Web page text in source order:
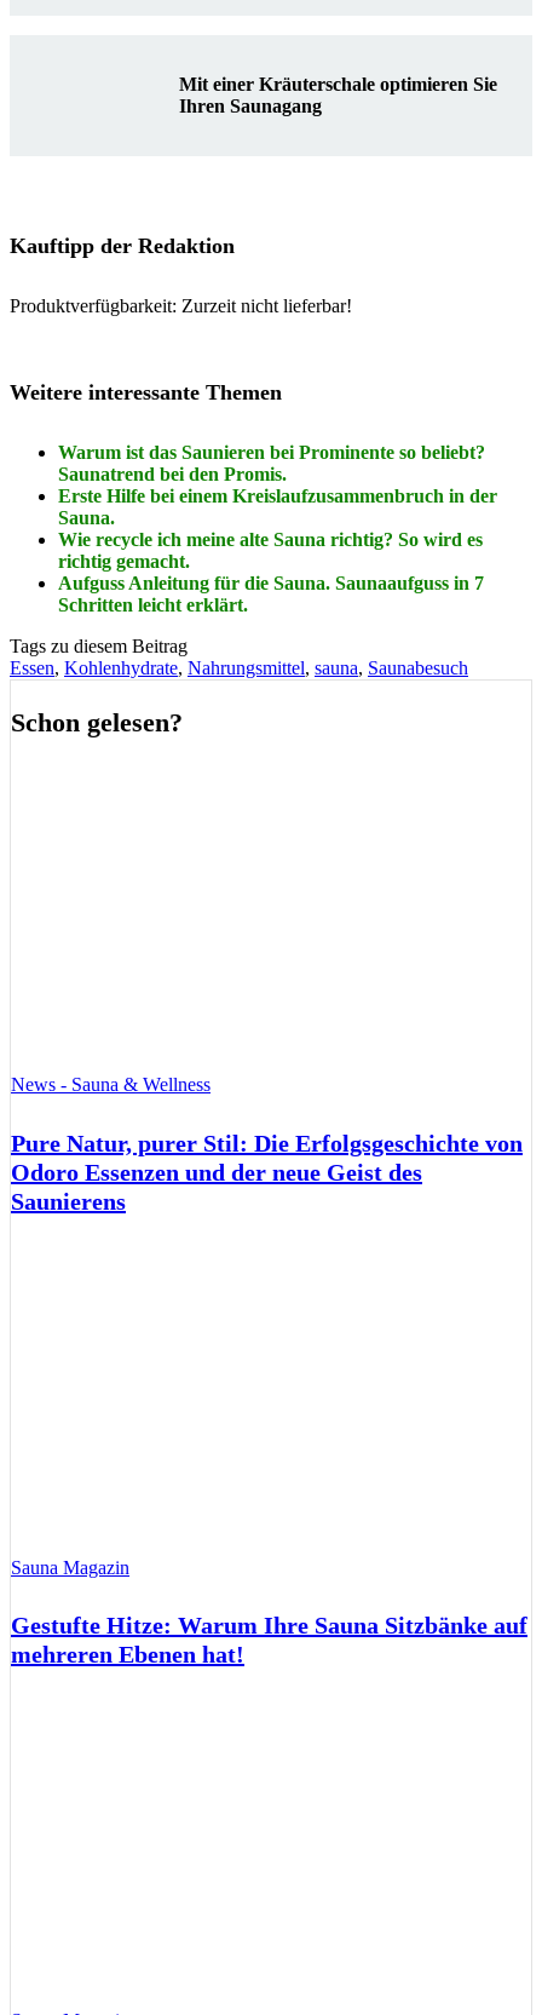
Mit einer Kräuterschale optimieren Sie
Ihren Saunagang
Kauftipp der Redaktion
Produktverfügbarkeit: Zurzeit nicht lieferbar!
Weitere interessante Themen
Warum ist das Saunieren bei Prominente so beliebt?
Saunatrend bei den Promis.
Erste Hilfe bei einem Kreislaufzusammenbruch in der
Sauna.
Wie recycle ich meine alte Sauna richtig? So wird es
richtig gemacht.
Aufguss Anleitung für die Sauna. Saunaaufguss in 7
Schritten leicht erklärt.
Tags zu diesem Beitrag
Essen, Kohlenhydrate, Nahrungsmittel, sauna, Saunabesuch
Schon gelesen?
News - Sauna & Wellness
Pure Natur, purer Stil: Die Erfolgsgeschichte von
Odoro Essenzen und der neue Geist des
Saunierens
Sauna Magazin
Gestufte Hitze: Warum Ihre Sauna Sitzbänke auf
mehreren Ebenen hat!